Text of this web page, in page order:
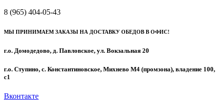
8 (965) 404-05-43
МЫ ПРИНИМАЕМ ЗАКАЗЫ НА ДОСТАВКУ ОБЕДОВ В ОФИС!
г.о. Домодедово, д. Павловское, ул. Вокзальная 20
г.о. Ступино, с. Константиновское, Михнево М4 (промзона), владение 100,
с1
Вконтакте